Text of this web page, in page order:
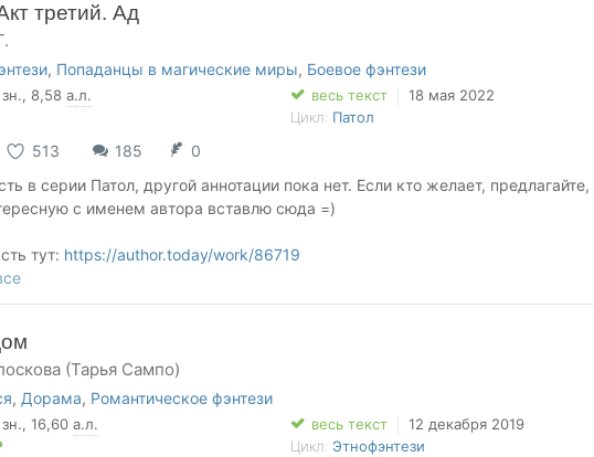
третий. Ад
, Попаданцы в магические миры, Боевое фэнтези
зн., 8,58 а.л.
весь текст
18 мая 2022
Цикл: Патол
513 185
0
в серии Патол, другой аннотации пока нет. Если кто желает, предлагайте,
с именем автора вставлю сюда =)
тут: https://author.today/work/86719
тут:
(Тарья Сампо)
, Дорама, Романтическое фэнтези
зн., 16,60 а.л.
весь текст
12 декабря 2019
Цикл: Этнофэнтези